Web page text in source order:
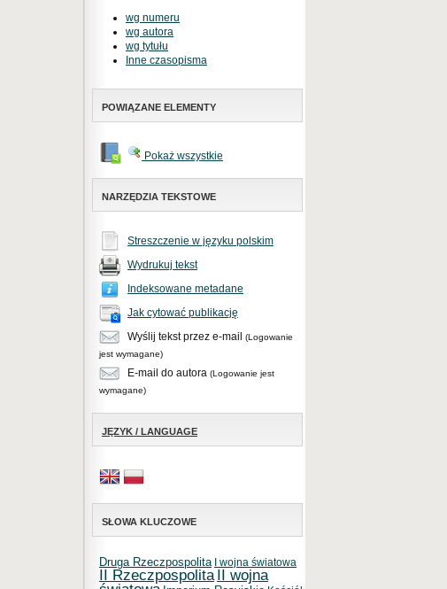
wg numeru
wg autora
wg tytułu
Inne czasopisma
POWIĄZANE ELEMENTY
Pokaż wszystkie
NARZĘDZIA TEKSTOWE
Streszczenie w języku polskim
Wydrukuj tekst
Indeksowane metadane
Jak cytować publikację
Wyślij tekst przez e-mail
(Logowanie
jest wymagane)
E-mail do autora (Logowanie jest
wymagane)
JĘZYK / LANGUAGE
SŁOWA KLUCZOWE
Druga Rzeczpospolita I wojna światowa
II Rzeczpospolita II wojna